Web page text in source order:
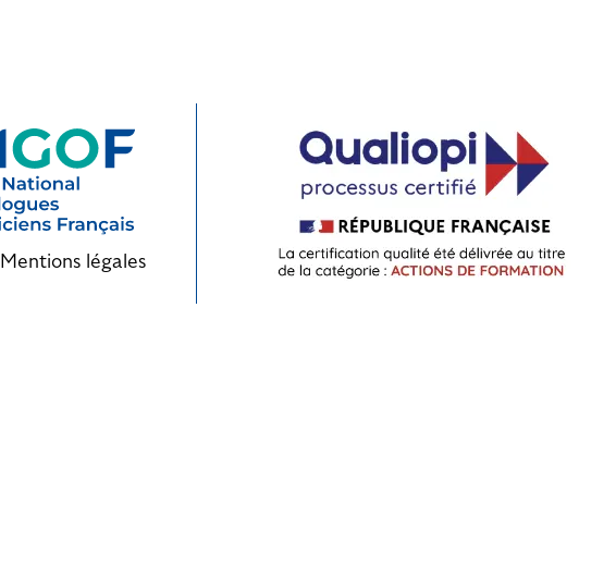
Mentions légales